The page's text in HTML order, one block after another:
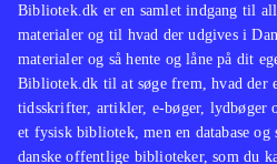
før. Spillet bidrager ikke
genren, men er bestemt
om end lidt kortvarigt,
Bibliotek.dk er en samlet indgang til
materialer og til hvad der udgives i
materialer og så hente og låne på dit
Bibliotek.dk til at søge frem, hvad der
tidsskrifter, artikler, e-bøger, lydbøger
et fysisk bibliotek, men en database
danske offentlige biblioteker, som du